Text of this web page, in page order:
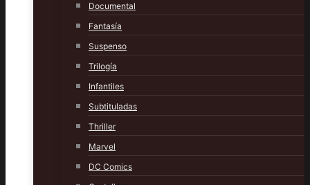
Documental
Fantasía
Suspenso
Trilogía
Infantiles
Subtituladas
Thriller
Marvel
DC Comics